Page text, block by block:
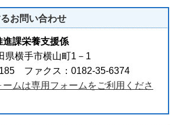
お問い合わせ
課栄養支援係
横手市横山町1－1
ファクス：0182-35-6374
ムは専用フォームをご利用くださ